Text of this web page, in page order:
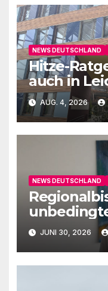
NEWS DEUTSCHLAND
Hitze-
auch in
AUG. 4, 2026
NEWS DEUTSCHLAND
aufJUNI 30, 2026